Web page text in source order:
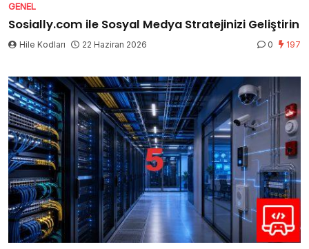
GENEL
Sosially.com ile Sosyal Medya Stratejinizi Geliştirin
Hile Kodları 22 Haziran 2026 0 197